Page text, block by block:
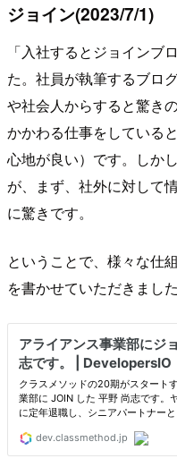
ジョイン(2023/7/1)
「入社するとジョインブ
た。社員が執筆するブロ
や社会人からすると驚き
かかわる仕事をしている
心地が良い）です。しか
が、まず、社外に対して
に驚きです。
ということで、様々な仕
を書かせていただきました